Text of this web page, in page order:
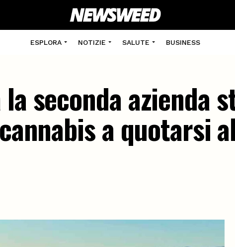
ESPLORA NOTIZIE SALUTE BUSINESS
la seconda azienda
a quotarsi